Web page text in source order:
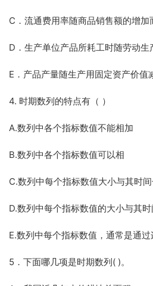
C．流通费用率随商品销售额的增加
D．生产单位产品所耗工时随劳动
E．产品产量随生产用固定资产价值
4. 时期数列的特点有（ ）
A.数列中各个指标数值不能相加
B.数列中各个指标数值可以相
C.数列中每个指标数值大小与其时
D.数列中每个指标数值的大小与其
E.数列中每个指标数值，通常是通
5．下面哪几项是时期数列( )。